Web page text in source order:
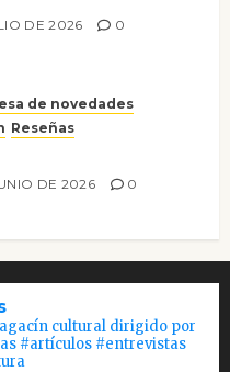
DE 2026 0
de novedades
Reseñas
DE 2026 0
cultural dirigido por
#artículos #entrevistas